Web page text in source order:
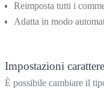
Reimposta tutti i
Adatta in modo
Impostazioni
È possibile cambiare il